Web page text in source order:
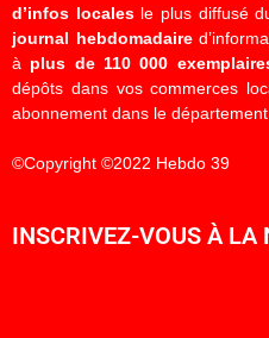
d’infos localesle plus diffusé
journal hebdomadaire
à plus de 110 000
dépôts dans vos commerces
abonnement dans le
©Copyright ©2022 Hebdo 39
INSCRIVEZ-VOUS À LA